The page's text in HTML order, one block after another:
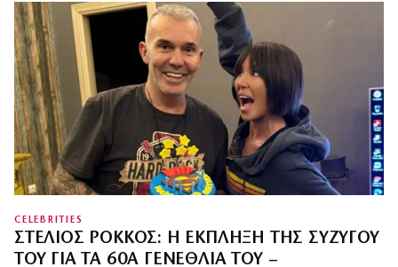
CELEBRITIES
ΣΤΈΛΙΟΣ ΡΌΚΚΟΣ: Η ΈΚΠΛΗΞΗ ΤΗΣ ΣΥΖΎΓΟΥ
ΤΟΥ ΓΙΑ ΤΑ 60Α ΓΕΝΈΘΛΙΆ ΤΟΥ –